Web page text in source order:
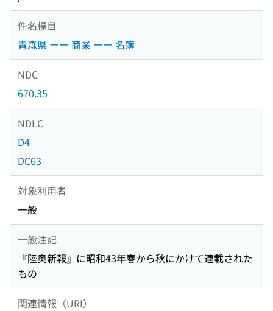
件名標目
青森県 ーー 商業 ーー 名簿
NDC
670.35
NDLC
D4
DC63
対象利用者
一般
一般注記
『陸奥新報』に昭和43年春から秋にかけて連載された
もの
関連情報（URI）